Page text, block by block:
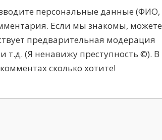
персональные данные (ФИО,
Если мы знакомы, можете
предварительная модерация
т.д. (Я ненавижу преступность ©). В
сколько хотите!